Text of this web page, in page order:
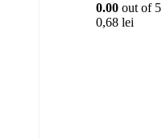
0.00 out of 5
0,68 lei